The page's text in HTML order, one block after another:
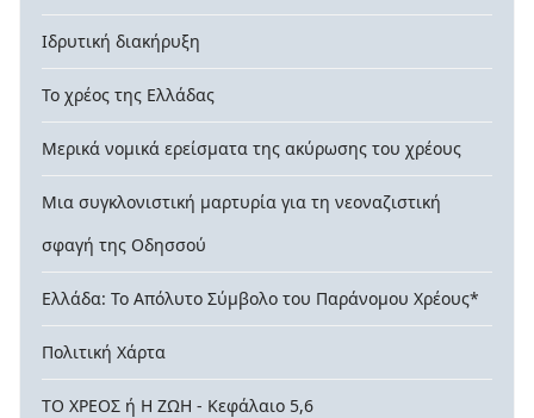
Ιδρυτική διακήρυξη
Το χρέος της Ελλάδας
Μερικά νομικά ερείσματα της ακύρωσης του χρέους
Μια συγκλονιστική μαρτυρία για τη νεοναζιστική
σφαγή της Οδησσού
Ελλάδα: Το Απόλυτο Σύμβολο του Παράνομου Χρέους*
Πολιτική Χάρτα
ΤΟ ΧΡΕΟΣ ή Η ΖΩΗ - Κεφάλαιο 5,6